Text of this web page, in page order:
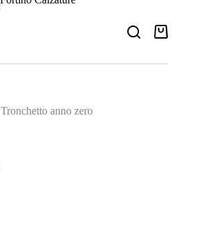
Carrello
Tronchetto anno zero